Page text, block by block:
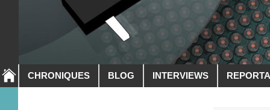
CHRONIQUES BLOG INTERVIEWS